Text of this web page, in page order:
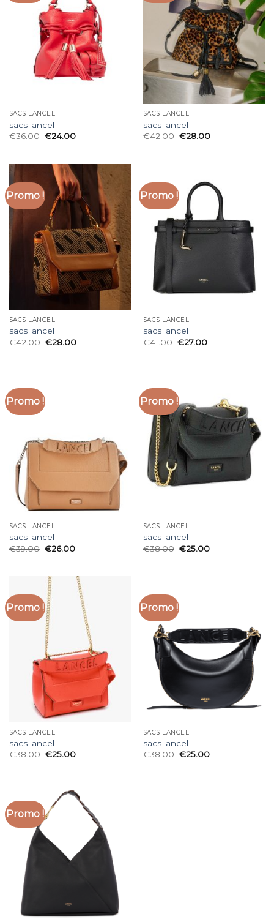
SACS LANCEL
sacs lancel
€36.00 €24.00
SACS LANCEL
sacs lancel
€42.00 €28.00
Promo !
SACS LANCEL
sacs lancel
€42.00 €28.00
Promo !
SACS LANCEL
sacs lancel
€41.00 €27.00
Promo !
SACS LANCEL
sacs lancel
€39.00 €26.00
Promo !
SACS LANCEL
sacs lancel
€38.00 €25.00
Promo !
SACS LANCEL
sacs lancel
€38.00 €25.00
Promo !
SACS LANCEL
sacs lancel
€38.00 €25.00
Promo !